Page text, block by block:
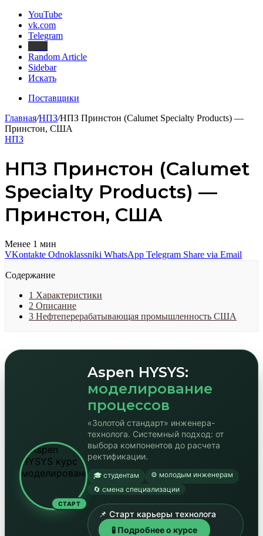
YouTube
vk.com
Telegram
Random Article
Sidebar
Искать
Поставщики
Главная/НПЗ/НПЗ Принстон (Calumet Specialty Products) —
Принстон, США
НПЗ
НПЗ Принстон (Calumet
Specialty Products) —
Принстон, США
Менее 1 мин
VKontakte Odnoklassniki WhatsApp Telegram Share via Email
Содержание
1 Характеристики
2 Описание
3 Нефтеперерабатывающая промышленность США
СТАРТ
Aspen HYSYS:
моделирование
процессов
«Золотой стандарт» инженера-
технолога. Системный подход: от
выбора компонентов до расчета
ректификации.
🎓 студентам
⚙️ молодым инженерам
🔄 смена специализации
📌 Старт карьеры технолога
🧪 Подробнее о курсе